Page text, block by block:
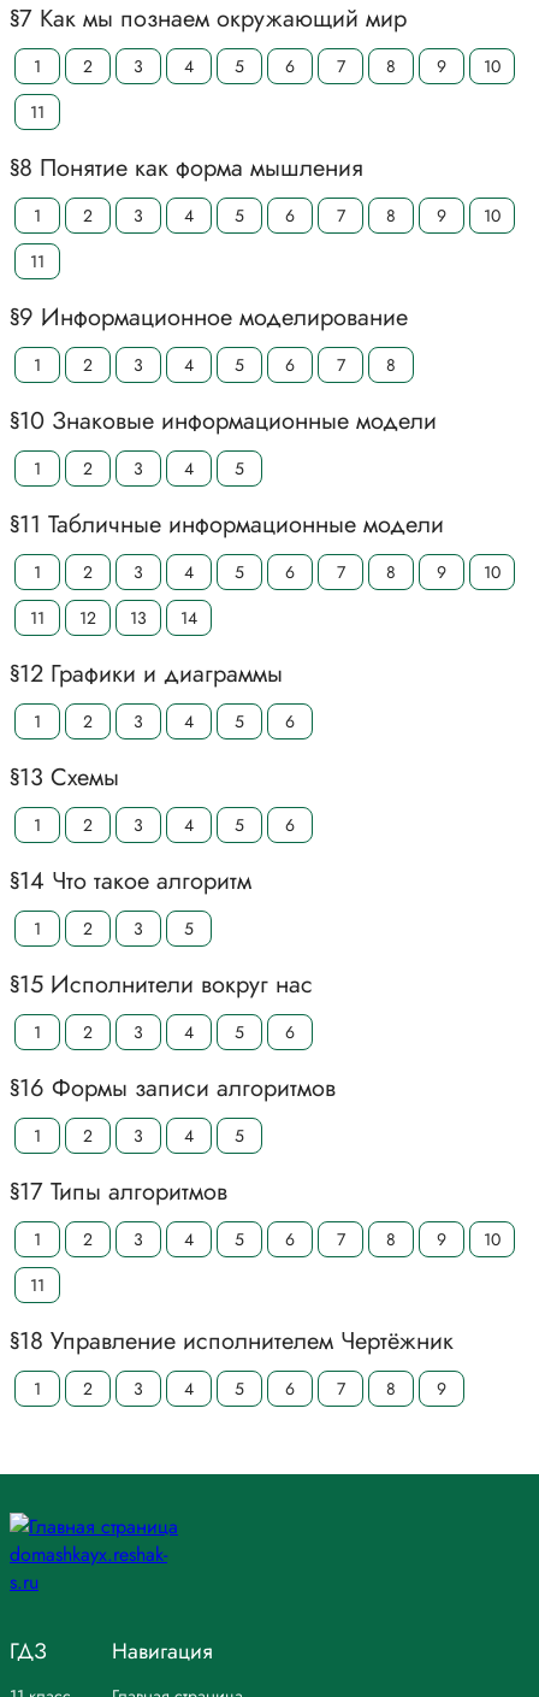
§7 Как мы познаем окружающий мир
1 2 3 4 5 6 7 8 9
10
11
§8 Понятие как форма мышления
1 2 3 4 5 6 7 8 9
10
11
§9 Информационное моделирование
1 2 3 4 5 6 7 8
§10 Знаковые информационные модели
1 2 3 4 5
§11 Табличные информационные модели
1 2 3 4 5 6 7 8 9
10
11
12 13 14
§12 Графики и диаграммы
1 2 3 4 5 6
§13 Схемы
1 2 3 4 5 6
§14 Что такое алгоритм
1 2 3 5
§15 Исполнители вокруг нас
1 2 3 4 5 6
§16 Формы записи алгоритмов
1 2 3 4 5
§17 Типы алгоритмов
1 2 3 4 5 6 7 8 9
10
11
§18 Управление исполнителем Чертёжник
1 2 3 4 5 6 7 8 9
ГДЗ Навигация